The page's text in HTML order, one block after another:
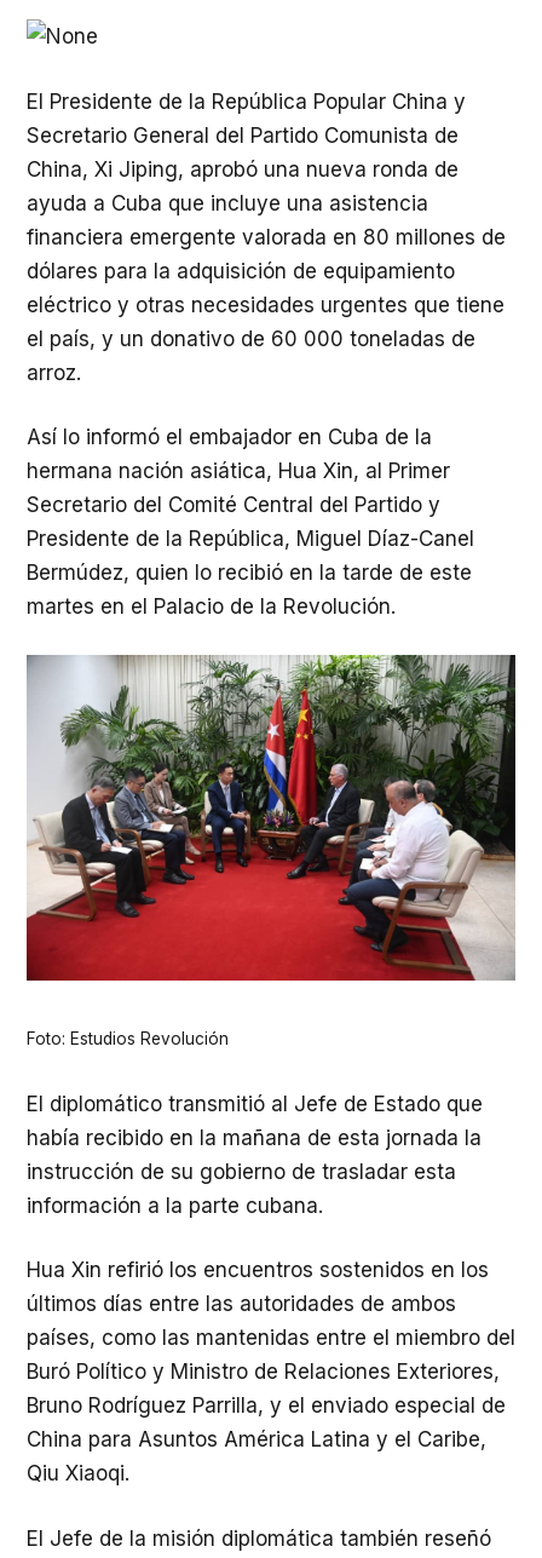
El Presidente de la República Popular China y
Secretario General del Partido Comunista de
China, Xi Jiping, aprobó una nueva ronda de
ayuda a Cuba que incluye una asistencia
financiera emergente valorada en 80 millones de
dólares para la adquisición de equipamiento
eléctrico y otras necesidades urgentes que tiene
el país, y un donativo de 60 000 toneladas de
arroz.
Así lo informó el embajador en Cuba de la
hermana nación asiática, Hua Xin, al Primer
Secretario del Comité Central del Partido y
Presidente de la República, Miguel Díaz-Canel
Bermúdez, quien lo recibió en la tarde de este
martes en el Palacio de la Revolución.
Foto: Estudios Revolución
El diplomático transmitió al Jefe de Estado que
había recibido en la mañana de esta jornada la
instrucción de su gobierno de trasladar esta
información a la parte cubana.
Hua Xin refirió los encuentros sostenidos en los
últimos días entre las autoridades de ambos
países, como las mantenidas entre el miembro del
Buró Político y Ministro de Relaciones Exteriores,
Bruno Rodríguez Parrilla, y el enviado especial de
China para Asuntos América Latina y el Caribe,
Qiu Xiaoqi.
El Jefe de la misión diplomática también reseñó